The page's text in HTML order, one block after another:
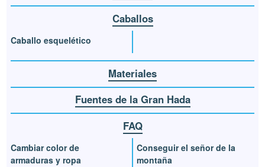
Caballos
Caballo esquelético
Materiales
Fuentes de la Gran Hada
FAQ
Cambiar color de
armaduras y ropa
Conseguir el señor de la
montaña